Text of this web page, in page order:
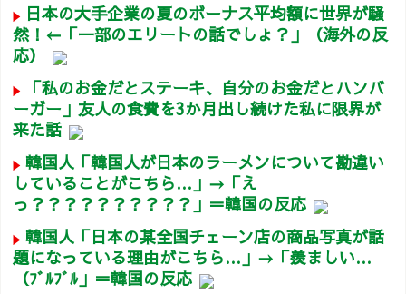
日本の大手企業の夏のボーナス平均額に世界が騒
然！←「一部のエリートの話でしょ？」（海外の反
応）
「私のお金だとステーキ、自分のお金だとハンバ
ーガー」友人の食費を3か月出し続けた私に限界が
来た話
韓国人「韓国人が日本のラーメンについて勘違い
していることがこちら…」→「え
っ？？？？？？？？？？」＝韓国の反応
韓国人「日本の某全国チェーン店の商品写真が話
題になっている理由がこちら…」→「羨ましい…
（ﾌﾞﾙﾌﾞﾙ」＝韓国の反応